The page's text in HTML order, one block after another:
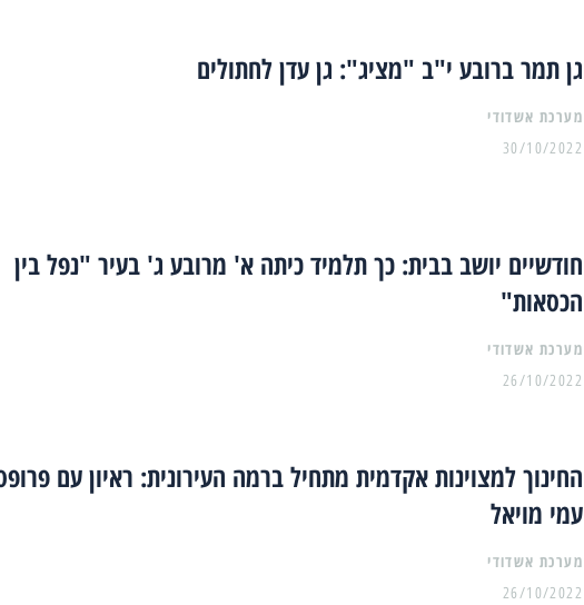
גן תמר ברובע י"ב "מציג": גן עדן לחתולים
מערכת אשדודי
30/10/2022
חודשיים יושב בבית: כך תלמיד כיתה א' מרובע ג' בעיר "נפל בין
הכסאות"
מערכת אשדודי
26/10/2022
החינוך למצוינות אקדמית מתחיל ברמה העירונית: ראיון עם
עמי מויאל
מערכת אשדודי
26/10/2022